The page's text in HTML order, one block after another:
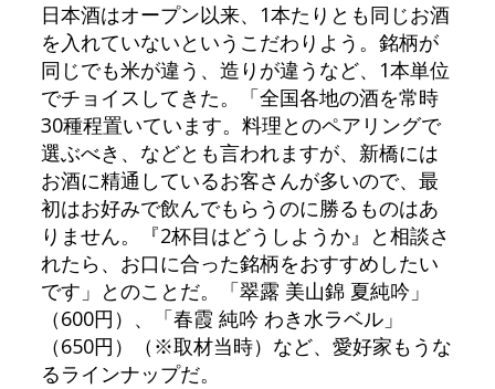
日本酒はオープン以来、1本たりとも同じお酒
を入れていないというこだわりよう。銘柄が
同じでも米が違う、造りが違うなど、1本単位
でチョイスしてきた。「全国各地の酒を常時
30種程置いています。料理とのペアリングで
選ぶべき、などとも言われますが、新橋には
お酒に精通しているお客さんが多いので、最
初はお好みで飲んでもらうのに勝るものはあ
りません。『2杯目はどうしようか』と相談さ
れたら、お口に合った銘柄をおすすめしたい
です」とのことだ。「翠露 美山錦 夏純吟」
（600円）、「春霞 純吟 わき水ラベル」
（650円）（※取材当時）など、愛好家もうな
るラインナップだ。